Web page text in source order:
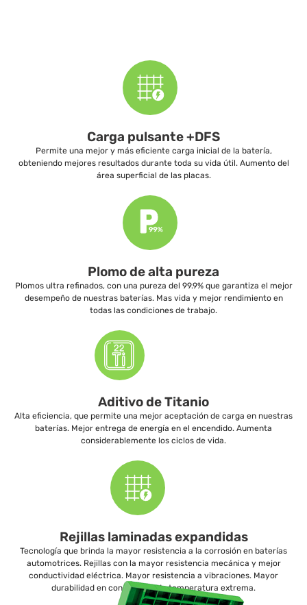
Carga pulsante +DFS
Permite una mejor y más eficiente carga inicial de la batería,
obteniendo mejores resultados durante toda su vida útil. Aumento del
área superficial de las placas.
Plomo de alta pureza
Plomos ultra refinados, con una pureza del 99.9% que garantiza el mejor
desempeño de nuestras baterías. Mas vida y mejor rendimiento en
todas las condiciones de trabajo.
Aditivo de Titanio
Alta eficiencia, que permite una mejor aceptación de carga en nuestras
baterías. Mejor entrega de energía en el encendido. Aumenta
considerablemente los ciclos de vida.
Rejillas laminadas expandidas
Tecnología que brinda la mayor resistencia a la corrosión en baterías
automotrices. Rejillas con la mayor resistencia mecánica y mejor
conductividad eléctrica. Mayor resistencia a vibraciones. Mayor
durabilidad en condiciones de temperatura extrema.